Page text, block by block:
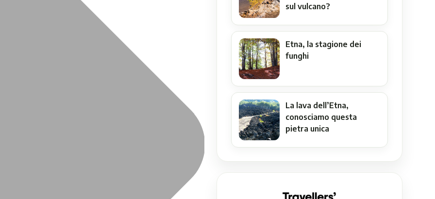
sul vulcano?
Etna, la stagione dei
funghi
La lava dell’Etna,
conosciamo questa
pietra unica